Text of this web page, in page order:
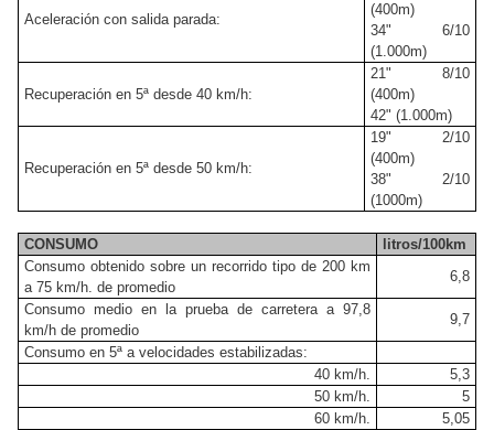
Aceleración con salida parada:
(400m)
34" 6/10
(1.000m)
Recuperación en 5ª desde 40 km/h:
21" 8/10
(400m)
42" (1.000m)
Recuperación en 5ª desde 50 km/h:
19" 2/10
(400m)
38" 2/10
(1000m)
CONSUMO
litros/100km
Consumo obtenido sobre un recorrido tipo de 200 km
a 75 km/h. de promedio
6,8
Consumo medio en la prueba de carretera a 97,8
km/h de promedio
9,7
Consumo en 5ª a velocidades estabilizadas:
40 km/h.
5,3
50 km/h.
5
60 km/h.
5,05